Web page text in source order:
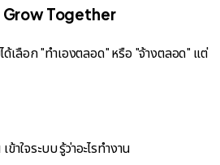
Grow Together
ด้เลือก "ทำเองตลอด" หรือ "จ้างตลอด" แต่
าใจระบบ รู้ว่าอะไรทำงาน